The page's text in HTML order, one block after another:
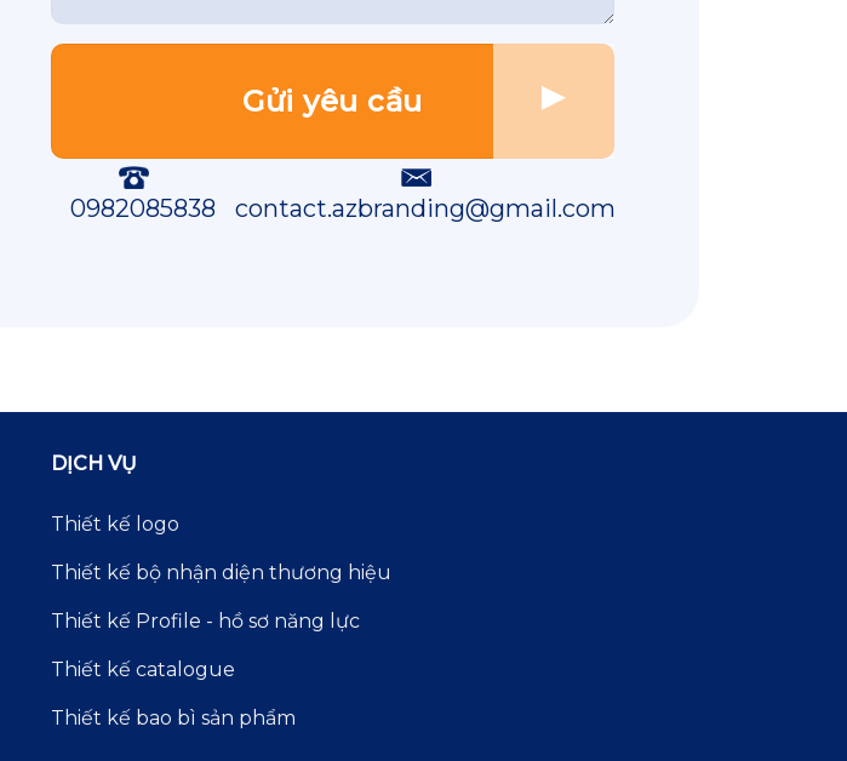
0982085838 contact.azbranding@gmail.com
DỊCH VỤ
Thiết kế logo
Thiết kế bộ nhận diện thương hiệu
Thiết kế Profile - hồ sơ năng lực
Thiết kế catalogue
Thiết kế bao bì sản phẩm